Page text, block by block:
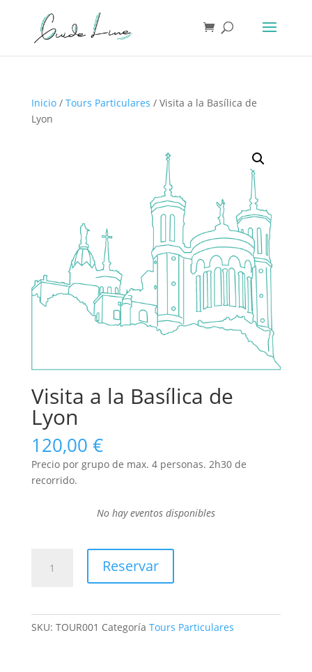
Inicio/ Tours Particulares / Visita a la Basílica de
Lyon
Visita a la Basílica de
Lyon
120,00 €
Precio por grupo de max. 4 personas. 2h30 de
recorrido.
No hay eventos disponibles
Reservar
SKU: TOUR001 Categoría Tours Particulares